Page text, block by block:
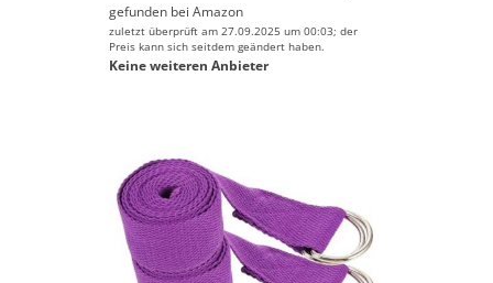
gefunden bei Amazon
zuletzt überprüft am 27.09.2025 um 00:03; der
Preis kann sich seitdem geändert haben.
Keine weiteren Anbieter